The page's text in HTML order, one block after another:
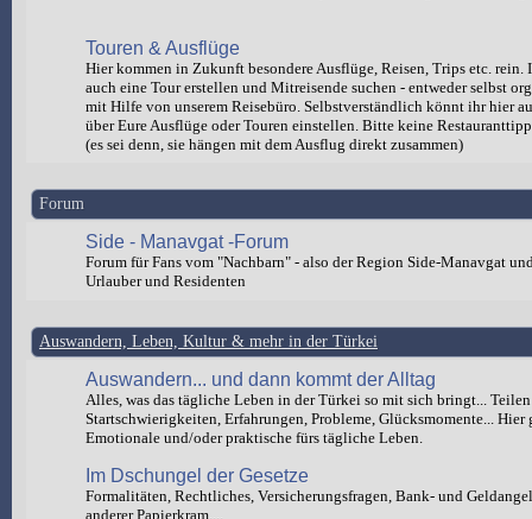
Touren & Ausflüge
Hier kommen in Zukunft besondere Ausflüge, Reisen, Trips etc. rein.
auch eine Tour erstellen und Mitreisende suchen - entweder selbst
mit Hilfe von unserem Reisebüro. Selbstverständlich könnt ihr hier
über Eure Ausflüge oder Touren einstellen. Bitte keine
(es sei denn, sie hängen mit dem Ausflug direkt zusammen)
Forum
Side - Manavgat -Forum
Forum für Fans vom "Nachbarn" - also der Region Side-Manavgat
Urlauber und Residenten
Auswandern, Leben, Kultur & mehr in der Türkei
Auswandern... und dann kommt der Alltag
Alles, was das tägliche Leben in der Türkei so mit sich bringt...
Startschwierigkeiten, Erfahrungen, Probleme, Glücksmomente... Hier
Emotionale und/oder praktische fürs tägliche Leben.
Im Dschungel der Gesetze
Formalitäten, Rechtliches, Versicherungsfragen, Bank- und
anderer Papierkram....